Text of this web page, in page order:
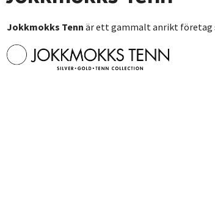
Jokkmokks Tenn är ett gammalt anrikt företag